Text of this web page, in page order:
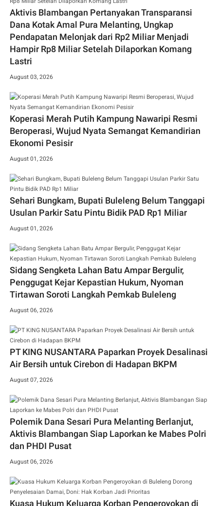
Aktivis Blambangan Pertanyakan Transparansi
Dana Kotak Amal Pura Melanting, Ungkap
Pendapatan Melonjak dari Rp2 Miliar Menjadi
Hampir Rp8 Miliar Setelah Dilaporkan Komang
Lastri
August 03, 2026
Koperasi Merah Putih Kampung Nawaripi Resmi
Beroperasi, Wujud Nyata Semangat Kemandirian
Ekonomi Pesisir
August 01, 2026
Sehari Bungkam, Bupati Buleleng Belum Tanggapi
Usulan Parkir Satu Pintu Bidik PAD Rp1 Miliar
August 01, 2026
Sidang Sengketa Lahan Batu Ampar Bergulir,
Penggugat Kejar Kepastian Hukum, Nyoman
Tirtawan Soroti Langkah Pemkab Buleleng
August 06, 2026
PT KING NUSANTARA Paparkan Proyek Desalinasi
Air Bersih untuk Cirebon di Hadapan BKPM
August 07, 2026
Polemik Dana Sesari Pura Melanting Berlanjut,
Aktivis Blambangan Siap Laporkan ke Mabes Polri
dan PHDI Pusat
August 06, 2026
Kuasa Hukum Keluarga Korban Pengeroyokan di